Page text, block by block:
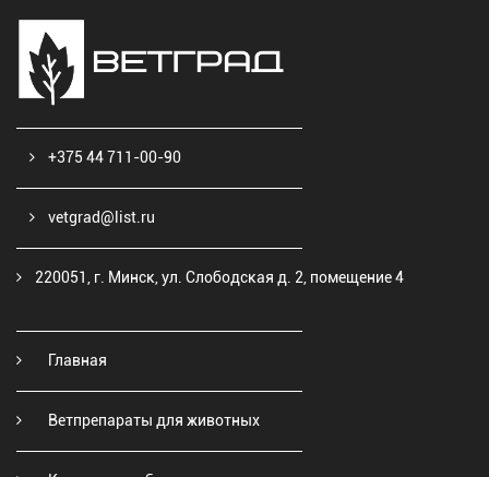
+375 44 711-00-90
vetgrad@list.ru
220051, г. Минск, ул. Слободская д. 2, помещение 4
Главная
Ветпрепараты для животных